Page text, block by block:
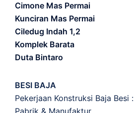
Cimone Mas Permai
Kunciran Mas Permai
Ciledug Indah 1,2
Komplek Barata
Duta Bintaro
BESI BAJA
Pekerjaan Konstruksi Baja Besi :
Pabrik & Manufaktur